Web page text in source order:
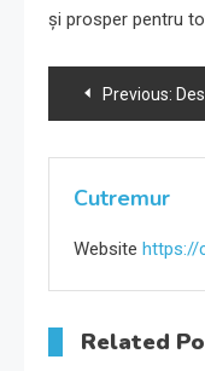
și prosper pentru
Navigare
în
articole
Previous: Descoperă Nantes, orașul
Cutremur
Website https://
Related